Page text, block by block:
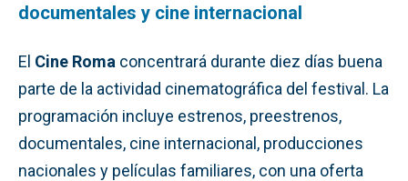
documentales y cine internacional
El Cine Roma concentrará durante diez días buena
parte de la actividad cinematográfica del festival. La
programación incluye estrenos, preestrenos,
documentales, cine internacional, producciones
nacionales y películas familiares, con una oferta